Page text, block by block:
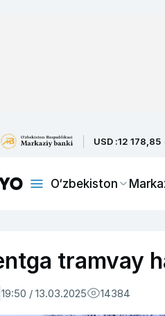
USD :12 178,85
O‘zbekiston
tramvay
19:50 / 13.03.2025 14384